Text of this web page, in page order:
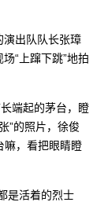
演出队队长张璋
“上蹿下跳”地拍
端起的茅台，瞪
”的照片，徐俊
嘛，看把眼睛瞪
是活着的烈士